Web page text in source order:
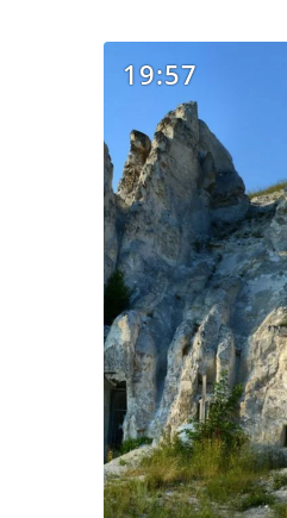
19:57